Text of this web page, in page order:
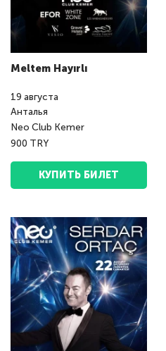
Meltem Hayırlı
19 августа
Анталья
Neo Club Kemer
900 TRY
КУПИТЬ БИЛЕТ